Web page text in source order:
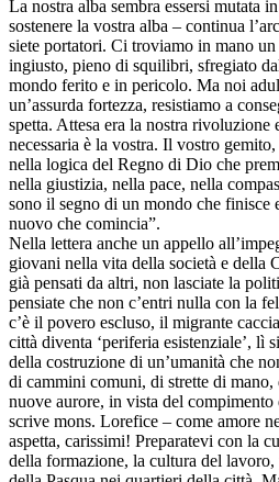
La nostra alba sembra essersi mutata
sostenere la vostra alba – continua
siete portatori. Ci troviamo in mano
ingiusto, pieno di squilibri, sfregiato
mondo ferito e in pericolo. Ma noi
un’assurda fortezza, resistiamo a
spetta. Attesa era la nostra rivoluzione
necessaria è la vostra. Il vostro
nella logica del Regno di Dio che
nella giustizia, nella pace, nella
sono il segno di un mondo che finisce
nuovo che comincia”.
Nella lettera anche un appello
giovani nella vita della società e della
già pensati da altri, non lasciate la
pensiate che non c’entri nulla con la
c’è il povero escluso, il migrante
città diventa ‘periferia esistenziale’, lì
della costruzione di un’umanità che
di cammini comuni, di strette di
nuove aurore, in vista del
scrive mons. Lorefice – come amore
aspetta, carissimi! Preparatevi con la
della formazione, la cultura del lavoro,